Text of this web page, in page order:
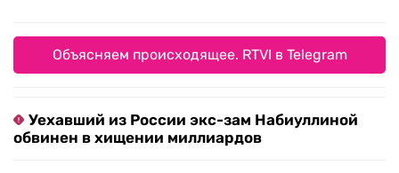
Объясняем происходящее. RTVI в Telegram
Уехавший из России экс-зам Набиуллиной
обвинен в хищении миллиардов